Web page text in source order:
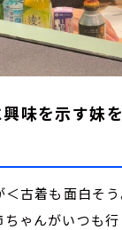
興味を示す妹
＜古着も面白そ
ちゃんがいつも